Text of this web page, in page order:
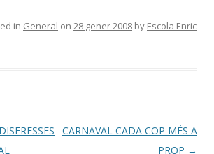
m
ix
in General on 28 gener 2008 by Escola Enric
CARNAVAL CADA COP MÉS A
PROP →